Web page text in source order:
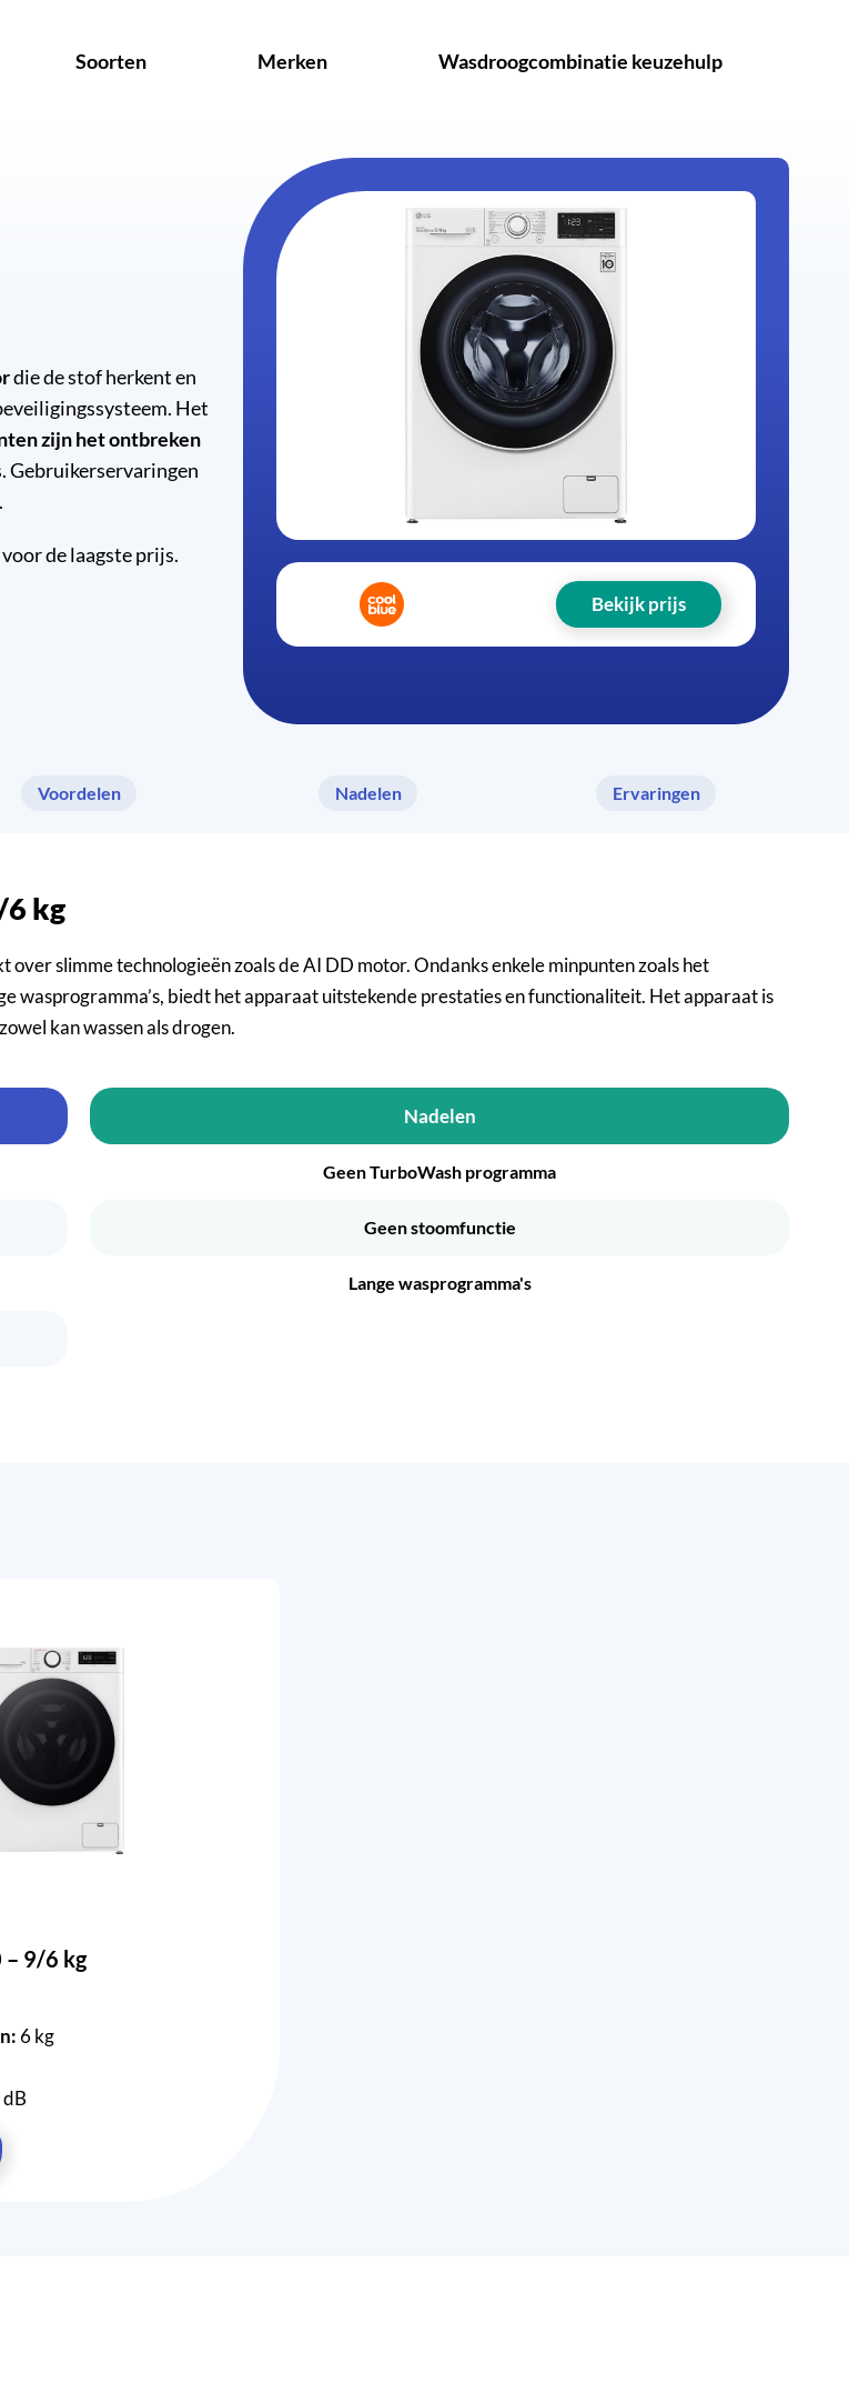
Soorten Merken Wasdroogcombinatie keuzehulp
die de stof herkent en
Het
zijn het ontbreken
Gebruikerservaringen
de laagste prijs.
Bekijk prijs
Voordelen Nadelen Ervaringen
6 kg
slimme technologieën zoals de AI DD motor. Ondanks enkele minpunten zoals het
wasprogramma’s, biedt het apparaat uitstekende prestaties en functionaliteit. Het apparaat is
kan wassen als drogen.
Nadelen
Geen TurboWash programma
Geen stoomfunctie
Lange wasprogramma's
– 9/6 kg
6 kg